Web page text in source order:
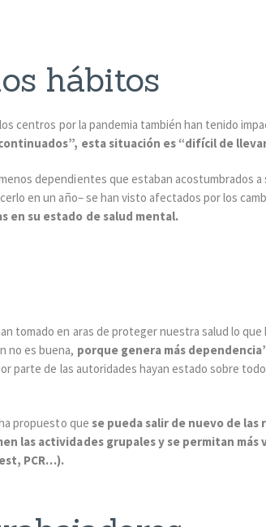
hábitos
centros por la pandemia también han tenido
esta situación es “difícil de
dependientes que estaban acostumbrados a
en un año– se han visto afectados por los
en su estado de salud mental.
tomado en aras de proteger nuestra salud lo
no es buena, porque genera más
parte de las autoridades hayan estado sobre
propuesto que se pueda salir de nuevo de
las actividades grupales y se permitan más
PCR…).